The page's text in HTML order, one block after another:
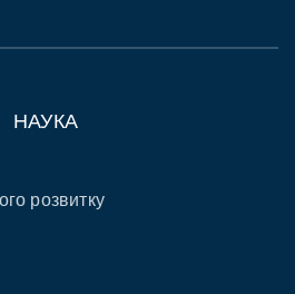
НАУКА
розвитку